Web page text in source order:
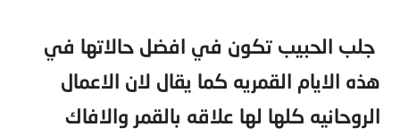
جلب الحبيب تكون في افضل حالاتها في
هذه الايام القمريه كما يقال لان الاعمال
الروحانيه كلها لها علاقه بالقمر والافاك